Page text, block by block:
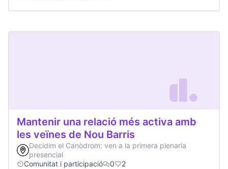
Mantenir una relació més activa amb
les veïnes de Nou Barris
Decidim el Canòdrom: ven a la primera plenaria
presencial
Comunitat i participació
0 2